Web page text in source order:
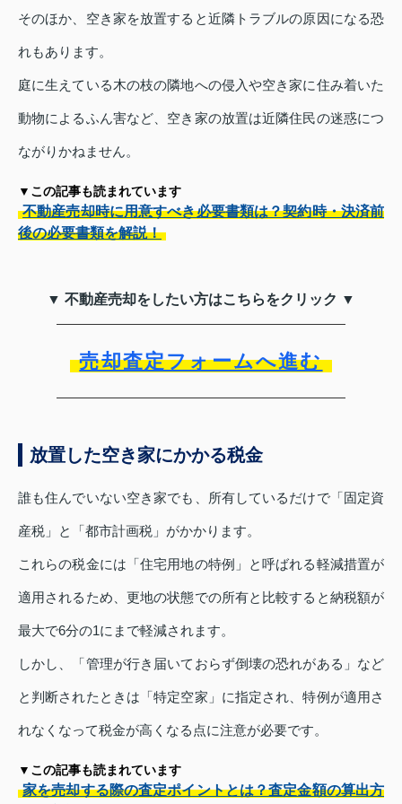
そのほか、空き家を放置すると近隣トラブルの原因になる恐
れもあります。
庭に生えている木の枝の隣地への侵入や空き家に住み着いた
動物によるふん害など、空き家の放置は近隣住民の迷惑につ
ながりかねません。
▼この記事も読まれています
不動産売却時に用意すべき必要書類は？契約時・決済前
後の必要書類を解説！
▼ 不動産売却をしたい方はこちらをクリック ▼
売却査定フォームへ進む
放置した空き家にかかる税金
誰も住んでいない空き家でも、所有しているだけで「固定資
産税」と「都市計画税」がかかります。
これらの税金には「住宅用地の特例」と呼ばれる軽減措置が
適用されるため、更地の状態での所有と比較すると納税額が
最大で6分の1にまで軽減されます。
しかし、「管理が行き届いておらず倒壊の恐れがある」など
と判断されたときは「特定空家」に指定され、特例が適用さ
れなくなって税金が高くなる点に注意が必要です。
▼この記事も読まれています
家を売却する際の査定ポイントとは？査定金額の算出方